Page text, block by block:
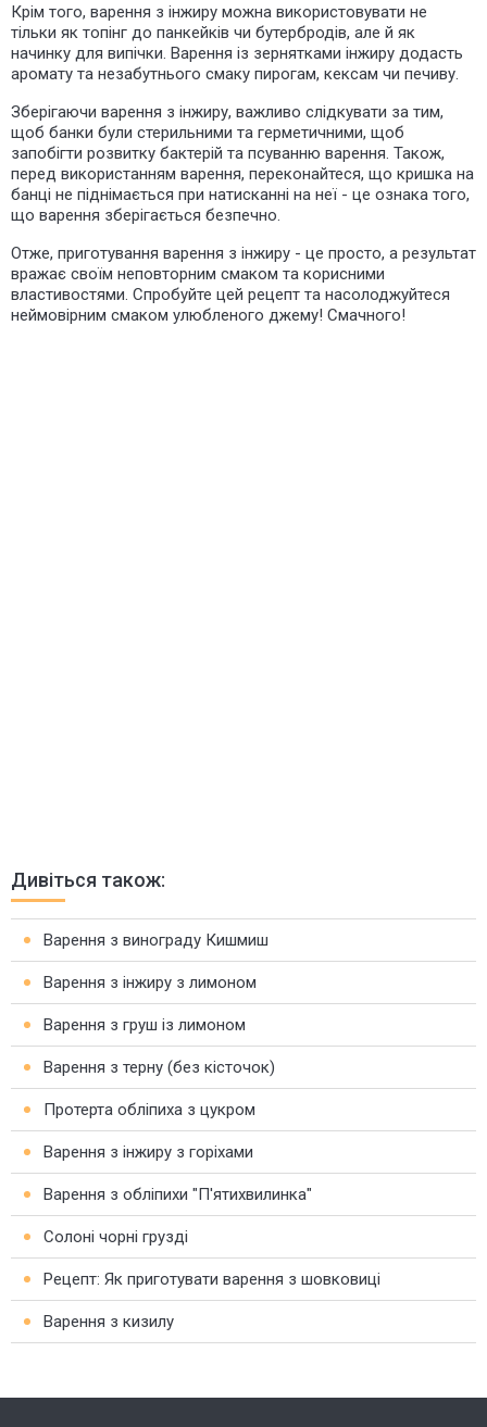
Крім того, варення з інжиру можна використовувати не
тільки як топінг до панкейків чи бутербродів, але й як
начинку для випічки. Варення із зернятками інжиру додасть
аромату та незабутнього смаку пирогам, кексам чи печиву.
Зберігаючи варення з інжиру, важливо слідкувати за тим,
щоб банки були стерильними та герметичними, щоб
запобігти розвитку бактерій та псуванню варення. Також,
перед використанням варення, переконайтеся, що кришка на
банці не піднімається при натисканні на неї - це ознака того,
що варення зберігається безпечно.
Отже, приготування варення з інжиру - це просто, а результат
вражає своїм неповторним смаком та корисними
властивостями. Спробуйте цей рецепт та насолоджуйтеся
неймовірним смаком улюбленого джему! Смачного!
Дивіться також:
Варення з винограду Кишмиш
Варення з інжиру з лимоном
Варення з груш із лимоном
Варення з терну (без кісточок)
Протерта обліпиха з цукром
Варення з інжиру з горіхами
Варення з обліпихи "П'ятихвилинка"
Солоні чорні грузді
Рецепт: Як приготувати варення з шовковиці
Варення з кизилу